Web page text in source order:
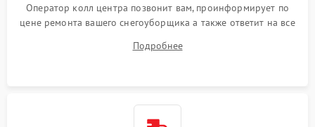
Оператор колл центра позвонит вам, проинформирует по
цене ремонта вашего снегоуборщика а также ответит на все
Подробнее